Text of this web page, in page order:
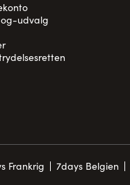
udvalg
Frankrig 7days Belgien